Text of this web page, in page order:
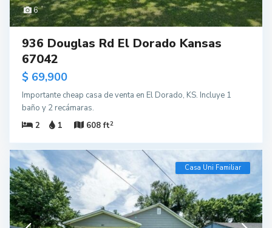
6
936 Douglas Rd El Dorado Kansas
67042
$ 69,900
Importante cheap casa de venta en El Dorado, KS. Incluye 1
baño y 2 recámaras.
2
1 608 ft2
Casa Uni Familiar